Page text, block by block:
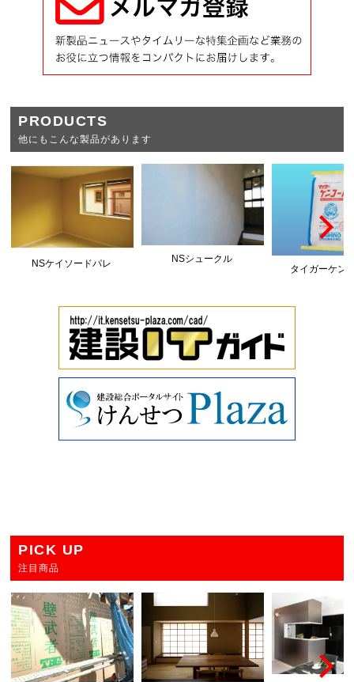
PRODUCTS
他にもこんな製品があります
NSケイソードパレ
NSシュークル
タイガーケン
PICK UP
注目商品